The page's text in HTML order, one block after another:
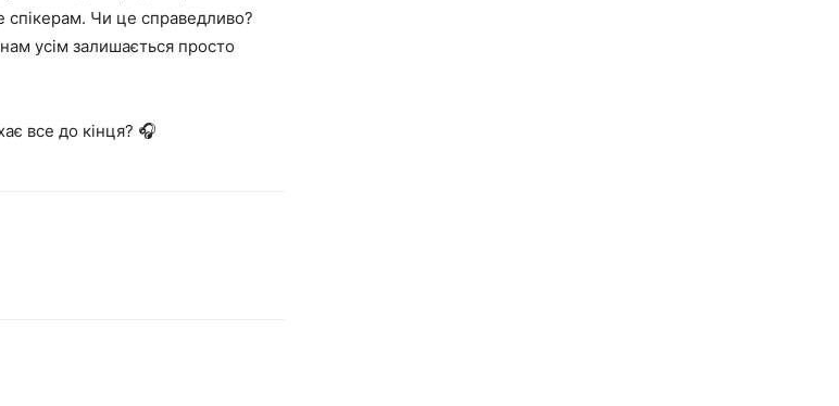
спікерам. Чи це справедливо?
усім залишається просто
все до кінця? 🎧